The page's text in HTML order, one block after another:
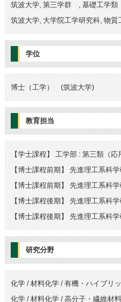
筑波大学, 第三学群 , 基礎工学類
筑波大学, 大学院工学研究科, 物
学位
博士（工学） (筑波大学)
教育担当
【学士課程】 工学部 : 第三類（
【博士課程前期】 先進理工系科
【博士課程前期】 先進理工系科
【博士課程後期】 先進理工系科
【博士課程後期】 先進理工系科
研究分野
化学 / 材料化学 / 有機・ハイブリ
化学 / 材料化学 / 高分子・繊維材料